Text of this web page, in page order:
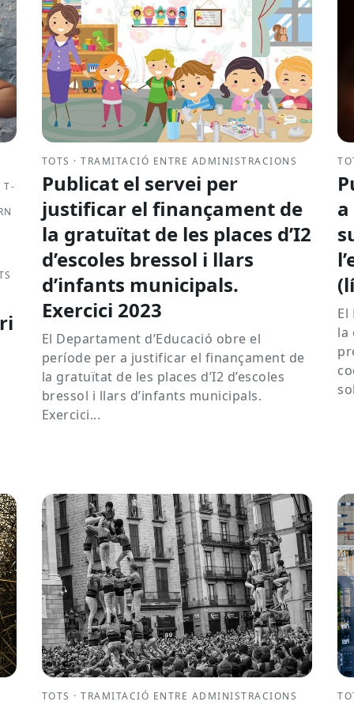
T-
TOTS · TRAMITACIÓ ENTRE ADMINISTRACIONS
Publicat el servei per
justificar el finançament de
la gratuïtat de les places d’I2
d’escoles bressol i llars
d’infants municipals.
Exercici 2023
El Departament d’Educació obre el
període per a justificar el finançament de
la gratuïtat de les places d’I2 d’escoles
bressol i llars d’infants municipals.
Exercici...
El
la
TOTS · TRAMITACIÓ ENTRE ADMINISTRACIONS